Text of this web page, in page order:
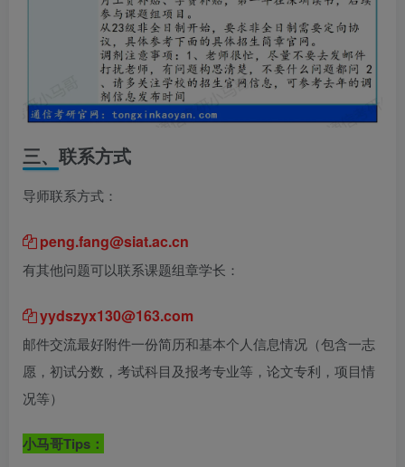
三、 联系方式
导师联系方式：
peng.fang@siat.ac.cn
有其他问题可以联系课题组章学长：
yydszyx130@163.com
邮件交流最好附件一份简历和基本个人信息情况（包含一志
愿，初试分数，考试科目及报考专业等，论文专利，项目情
况等）
小马哥Tips：